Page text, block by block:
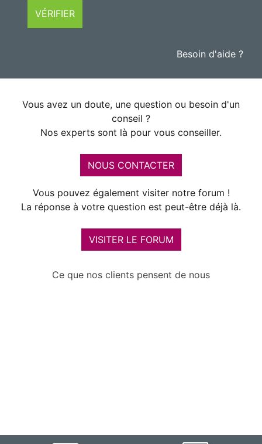
VÉRIFIER
Besoin d'aide ?
Vous avez un doute, une question ou besoin d'un
conseil ?
Nos experts sont là pour vous conseiller.
NOUS CONTACTER
Vous pouvez également visiter notre forum !
La réponse à votre question est peut-être déjà là.
VISITER LE FORUM
Ce que nos clients pensent de nous